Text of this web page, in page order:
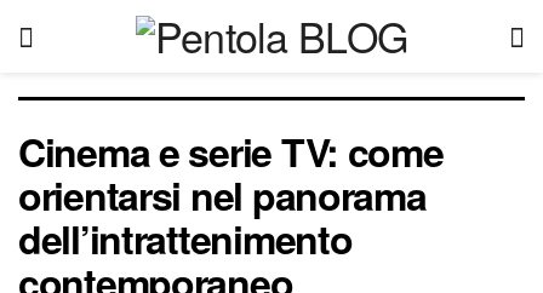
Cinema e serie TV: come
orientarsi nel panorama
dell’intrattenimento